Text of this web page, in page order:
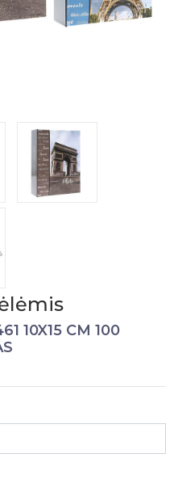
10X15 CM 100